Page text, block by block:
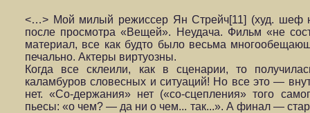
<…> Мой милый режиссер Ян Стрейч[11] (худ. шеф
после просмотра «Вещей». Неудача. Фильм «не
материал, все как будто было весьма
печально. Актеры виртуозны.
Когда все склеили, как в сценарии, то
каламбуров словесных и ситуаций! Но все это —
нет. «Со-держания» нет («со-сцепления» того
пьесы: «о чем? — да ни о чем... так...». А финал —